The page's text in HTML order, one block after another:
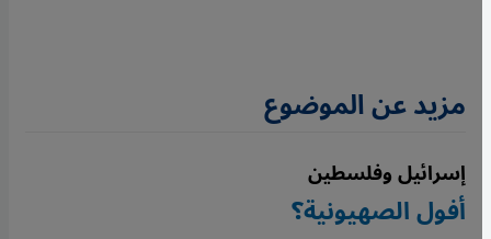
مزيد عن الموضوع
إسرائيل وفلسطين
أفول الصهيونية؟